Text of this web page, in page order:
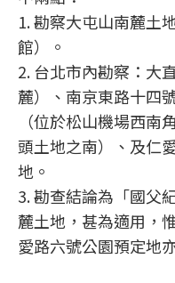
1. 勘察大屯山南麓土
館）。
2. 台北市內勘察：大
麓）、南京東路十四
（位於松山機場西
頭土地之南）、及仁
地。
3. 勘查結論為「國父
麓土地，甚為適用，
愛路六號公園預定地